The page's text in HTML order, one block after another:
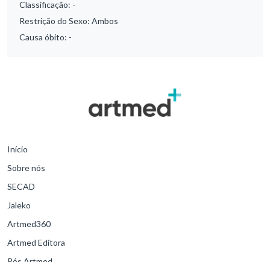
Classificação: -
Restrição do Sexo: Ambos
Causa óbito: -
Início
Sobre nós
SECAD
Jaleko
Artmed360
Artmed Editora